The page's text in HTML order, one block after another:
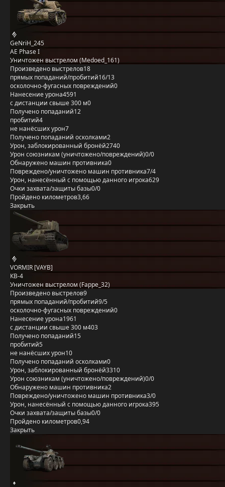
GeNriH_245
AE Phase I
Уничтожен выстрелом (Medoed_161)
Произведено выстрелов18
прямых попаданий/пробитий16/13
осколочно-фугасных повреждений0
Нанесение урона4591
с дистанции свыше 300 м0
Получено попаданий12
пробитий4
не нанёсших урон7
Получено попаданий осколками2
Урон, заблокированный бронёй2740
Урон союзникам (уничтожено/повреждений)0/0
Обнаружено машин противника0
Повреждено/уничтожено машин противника7/4
Урон, нанесённый с помощью данного игрока629
Очки захвата/защиты базы0/0
Пройдено километров3,66
Закрыть
VORMIR [VAYB]
КВ-4
Уничтожен выстрелом (Fappe_32)
Произведено выстрелов9
прямых попаданий/пробитий9/5
осколочно-фугасных повреждений0
Нанесение урона1961
с дистанции свыше 300 м403
Получено попаданий15
пробитий5
не нанёсших урон10
Получено попаданий осколками0
Урон, заблокированный бронёй3310
Урон союзникам (уничтожено/повреждений)0/0
Обнаружено машин противника2
Повреждено/уничтожено машин противника3/0
Урон, нанесённый с помощью данного игрока395
Очки захвата/защиты базы0/0
Пройдено километров0,94
Закрыть